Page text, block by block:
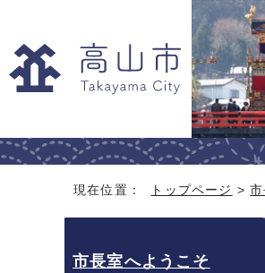
現在位置： トップページ >
市長室へようこそ